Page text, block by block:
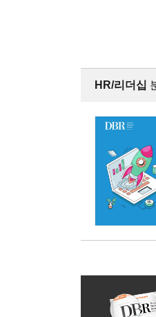
HR/리더십